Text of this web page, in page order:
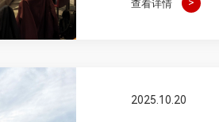
查看详情
2025.10.20